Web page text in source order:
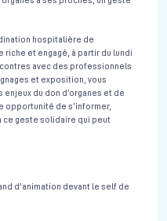
hospitalière de
et engagé, à partir du lundi
avec des professionnels
et exposition, vous
du don d’organes et de
opportunité de s’informer,
ce geste solidaire qui peut
d'animation devant le self de